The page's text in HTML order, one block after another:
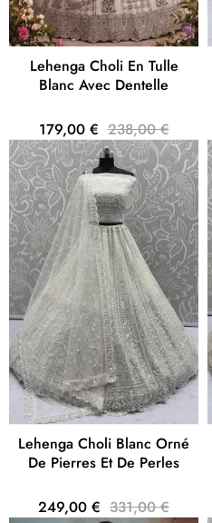
Lehenga Choli En Tulle
Blanc Avec Dentelle
179,00 € 238,00 €
Lehenga Choli Blanc Orné
De Pierres Et De Perles
249,00 € 331,00 €